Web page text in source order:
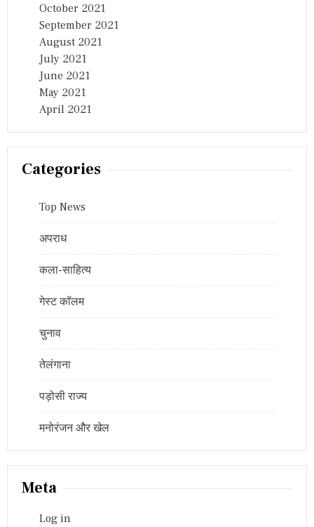
October 2021
September 2021
August 2021
July 2021
June 2021
May 2021
April 2021
Categories
Top News
अपराध
कला-साहित्य
गेस्ट कॉलम
चुनाव
तेलंगाना
पड़ोसी राज्य
मनोरंजन और खेल
Meta
Log in